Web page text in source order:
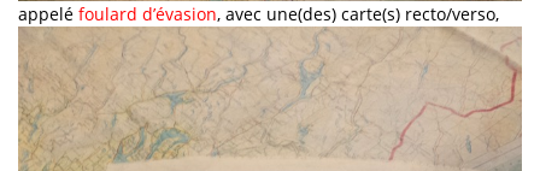
appelé foulard d’évasion, avec une(des) carte(s) recto/verso,